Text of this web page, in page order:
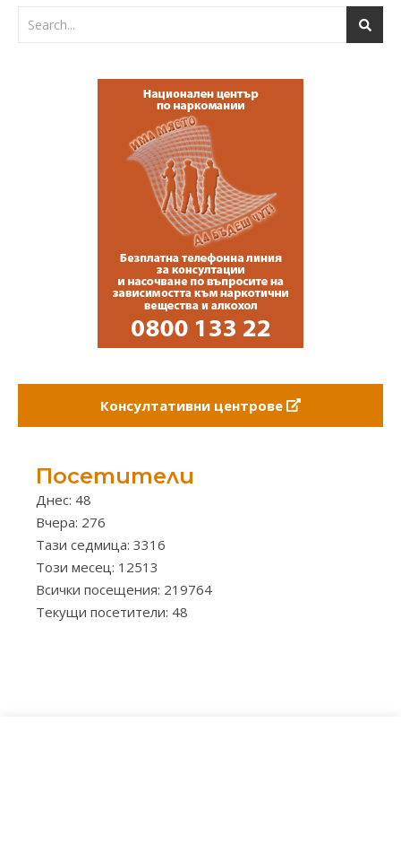
Консултативни центрове
Посетители
Днес: 48
Вчера: 276
Тази седмица: 3316
Този месец: 12513
Всички посещения: 219764
Текущи посетители: 48